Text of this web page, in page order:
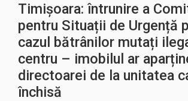
Timișoara: întrunire a
pentru Situații de Urgență
cazul bătrânilor mutați
centru – imobilul ar
directoarei de la unitatea
închisă